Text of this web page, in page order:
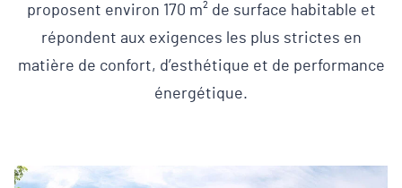
proposent environ 170 m² de surface habitable et
répondent aux exigences les plus strictes en
matière de confort, d’esthétique et de performance
énergétique.